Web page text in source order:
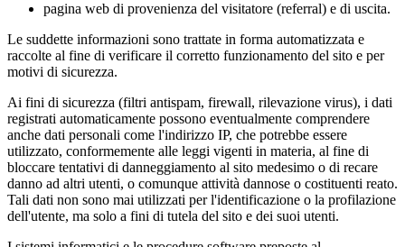
pagina web di provenienza del visitatore (referral) e di uscita.
Le suddette informazioni sono trattate in forma automatizzata e
raccolte al fine di verificare il corretto funzionamento del sito e per
motivi di sicurezza.
Ai fini di sicurezza (filtri antispam, firewall, rilevazione virus), i dati
registrati automaticamente possono eventualmente comprendere
anche dati personali come l'indirizzo IP, che potrebbe essere
utilizzato, conformemente alle leggi vigenti in materia, al fine di
bloccare tentativi di danneggiamento al sito medesimo o di recare
danno ad altri utenti, o comunque attività dannose o costituenti reato.
Tali dati non sono mai utilizzati per l'identificazione o la profilazione
dell'utente, ma solo a fini di tutela del sito e dei suoi utenti.